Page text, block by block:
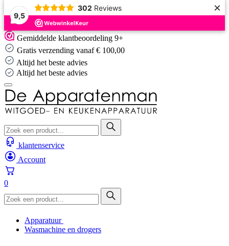
9,5
302 Reviews ×
Skip
to
content
Gemiddelde klantbeoordeling 9+
Gratis verzending vanaf € 100,00
Altijd het beste advies
Altijd het beste advies
klantenservice
Account
0
Apparatuur
Wasmachine en drogers